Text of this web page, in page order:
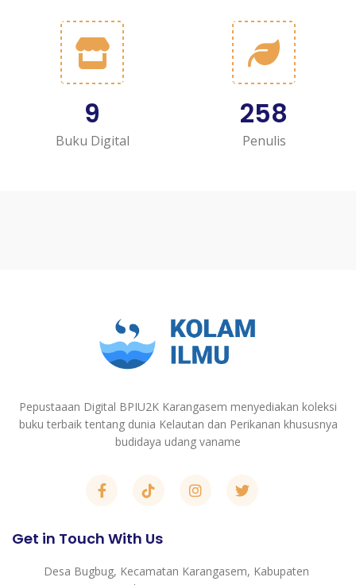
9
Buku Digital
258
Penulis
Pepustaaan Digital BPIU2K Karangasem menyediakan koleksi
buku terbaik tentang dunia Kelautan dan Perikanan khususnya
budidaya udang vaname
Get in Touch With Us
Desa Bugbug, Kecamatan Karangasem, Kabupaten